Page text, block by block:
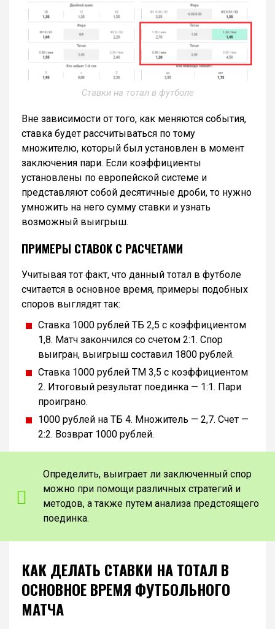
Ставки на тотал в футболе
Вне зависимости от того, как меняются события,
ставка будет рассчитываться по тому
множителю, который был установлен в момент
заключения пари. Если коэффициенты
установлены по европейской системе и
представляют собой десятичные дроби, то нужно
умножить на него сумму ставки и узнать
возможный выигрыш.
ПРИМЕРЫ СТАВОК С РАСЧЕТАМИ
Учитывая тот факт, что данный тотал в футболе
считается в основное время, примеры подобных
споров выглядят так:
Ставка 1000 рублей ТБ 2,5 с коэффициентом
1,8. Матч закончился со счетом 2:1. Спор
выигран, выигрыш составил 1800 рублей.
Ставка 1000 рублей ТМ 3,5 с коэффициентом
2. Итоговый результат поединка — 1:1. Пари
проиграно.
1000 рублей на ТБ 4. Множитель — 2,7. Счет —
2:2. Возврат 1000 рублей.
Определить, выиграет ли заключенный спор
можно при помощи различных стратегий и
методов, а также путем анализа предстоящего
поединка.
КАК ДЕЛАТЬ СТАВКИ НА ТОТАЛ В
ОСНОВНОЕ ВРЕМЯ ФУТБОЛЬНОГО
МАТЧА